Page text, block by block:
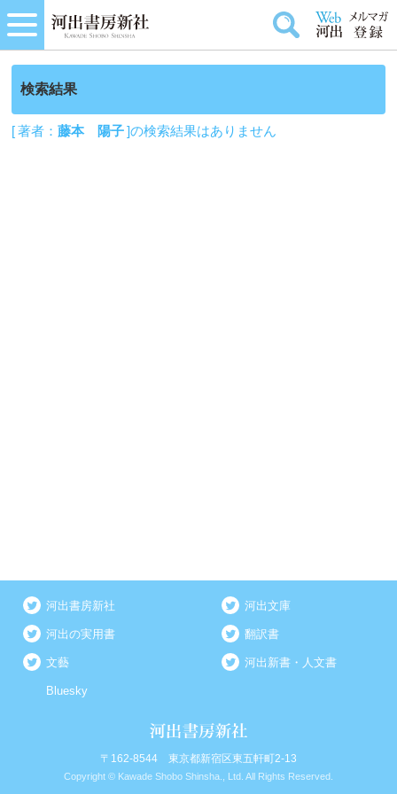
検索結果
[ 著者：藤本 陽子]の検索結果はありません
河出書房新社 河出文庫
河出の実用書 翻訳書
文藝 河出新書・人文書
Bluesky
〒162-8544 東京都新宿区東五軒町2-13
Copyright © Kawade Shobo Shinsha., Ltd. All Rights Reserved.